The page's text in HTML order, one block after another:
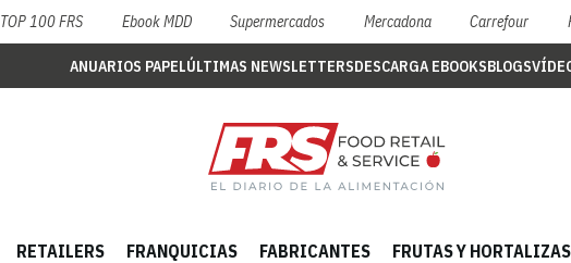
TOP 100 FRS Ebook MDD Supermercados Mercadona Carrefour
ANUARIOS PAPELÚLTIMAS NEWSLETTERSDESCARGA EBOOKSBLOGS
RETAILERS FRANQUICIAS FABRICANTES FRUTAS Y HORTALIZAS